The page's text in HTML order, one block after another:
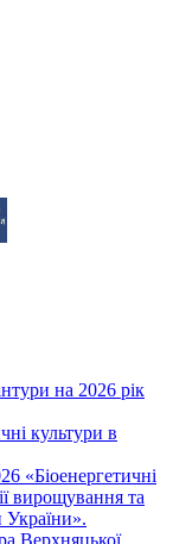
на 2026 рік
культури в
«Біоенергетичні
вирощування та
України».
Верхняцької